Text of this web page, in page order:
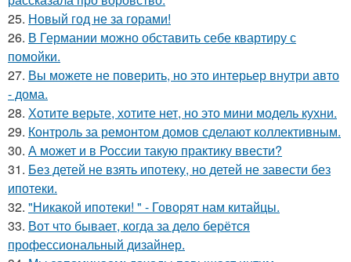
25. Новый год не за горами!
26. В Германии можно обставить себе квартиру с
помойки.
27. Вы можете не поверить, но это интерьер внутри авто
- дома.
28. Хотите верьте, хотите нет, но это мини модель кухни.
29. Контроль за ремонтом домов сделают коллективным.
30. А может и в России такую практику ввести?
31. Без детей не взять ипотеку, но детей не завести без
ипотеки.
32. "Никакой ипотеки! " - Говорят нам китайцы.
33. Вот что бывает, когда за дело берётся
профессиональный дизайнер.